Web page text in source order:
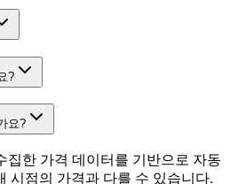
?
요?
집한 가격 데이터를 기반으로 자동
시점의 가격과 다를 수 있습니다.